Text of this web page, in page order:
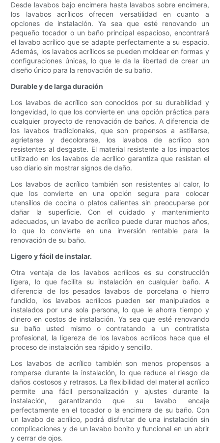
Desde lavabos bajo encimera hasta lavabos sobre encimera,
los lavabos acrílicos ofrecen versatilidad en cuanto a
opciones de instalación. Ya sea que esté renovando un
pequeño tocador o un baño principal espacioso, encontrará
el lavabo acrílico que se adapte perfectamente a su espacio.
Además, los lavabos acrílicos se pueden moldear en formas y
configuraciones únicas, lo que le da la libertad de crear un
diseño único para la renovación de su baño.
Durable y de larga duración
Los lavabos de acrílico son conocidos por su durabilidad y
longevidad, lo que los convierte en una opción práctica para
cualquier proyecto de renovación de baños. A diferencia de
los lavabos tradicionales, que son propensos a astillarse,
agrietarse y decolorarse, los lavabos de acrílico son
resistentes al desgaste. El material resistente a los impactos
utilizado en los lavabos de acrílico garantiza que resistan el
uso diario sin mostrar signos de daño.
Los lavabos de acrílico también son resistentes al calor, lo
que los convierte en una opción segura para colocar
utensilios de cocina o platos calientes sin preocuparse por
dañar la superficie. Con el cuidado y mantenimiento
adecuados, un lavabo de acrílico puede durar muchos años,
lo que lo convierte en una inversión rentable para la
renovación de su baño.
Ligero y fácil de instalar.
Otra ventaja de los lavabos acrílicos es su construcción
ligera, lo que facilita su instalación en cualquier baño. A
diferencia de los pesados ​​lavabos de porcelana o hierro
fundido, los lavabos acrílicos pueden ser manipulados e
instalados por una sola persona, lo que le ahorra tiempo y
dinero en costos de instalación. Ya sea que esté renovando
su baño usted mismo o contratando a un contratista
profesional, la ligereza de los lavabos acrílicos hace que el
proceso de instalación sea rápido y sencillo.
Los lavabos de acrílico también son menos propensos a
romperse durante la instalación, lo que reduce el riesgo de
daños costosos y retrasos. La flexibilidad del material acrílico
permite una fácil personalización y ajustes durante la
instalación, garantizando que su lavabo encaje
perfectamente en el tocador o la encimera de su baño. Con
un lavabo de acrílico, podrá disfrutar de una instalación sin
complicaciones y de un lavabo bonito y funcional en un abrir
y cerrar de ojos.